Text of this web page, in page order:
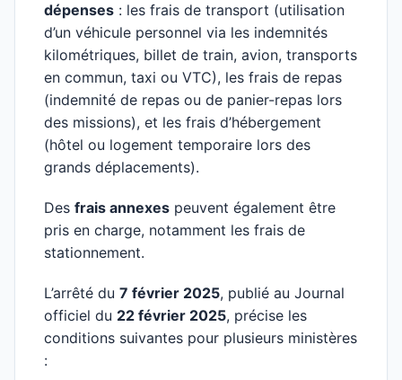
dépenses : les frais de transport (utilisation
d’un véhicule personnel via les indemnités
kilométriques, billet de train, avion, transports
en commun, taxi ou VTC), les frais de repas
(indemnité de repas ou de panier-repas lors
des missions), et les frais d’hébergement
(hôtel ou logement temporaire lors des
grands déplacements).
Des frais annexes peuvent également être
pris en charge, notamment les frais de
stationnement.
L’arrêté du 7 février 2025, publié au Journal
officiel du 22 février 2025, précise les
conditions suivantes pour plusieurs ministères
: